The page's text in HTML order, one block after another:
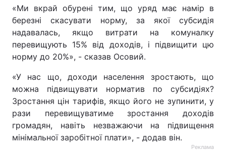
«Ми вкрай обурені тим, що уряд має намір в
березні скасувати норму, за якої субсидія
надавалась, якщо витрати на комуналку
перевищують 15% від доходів, і підвищити цю
норму до 20%», - сказав Осовий.
«У нас що, доходи населення зростають, що
можна підвищувати норматив по субсидіях?
Зростання цін тарифів, якщо його не зупинити, у
рази перевищуватиме зростання доходів
громадян, навіть незважаючи на підвищення
мінімальної заробітної плати», - додав він.
Реклама